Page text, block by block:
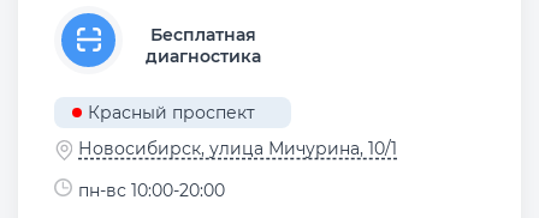
Бесплатная
диагностика
Красный проспект
Новосибирск, улица Мичурина, 10/1
пн-вс 10:00-20:00